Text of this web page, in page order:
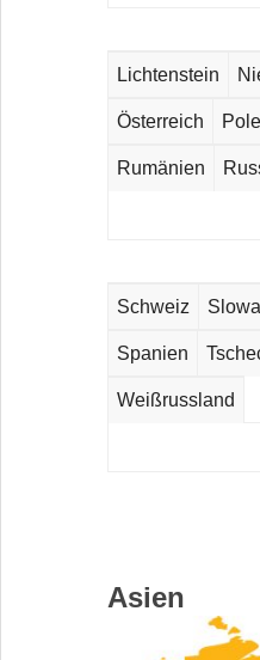
Lichtenstein
Österreich
Rumänien
Schweiz
Spanien
Weißrussland
Asien
Tel.: +49 5672 1840
mail@krebs-